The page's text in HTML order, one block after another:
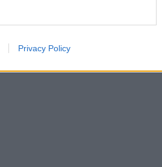
Privacy Policy